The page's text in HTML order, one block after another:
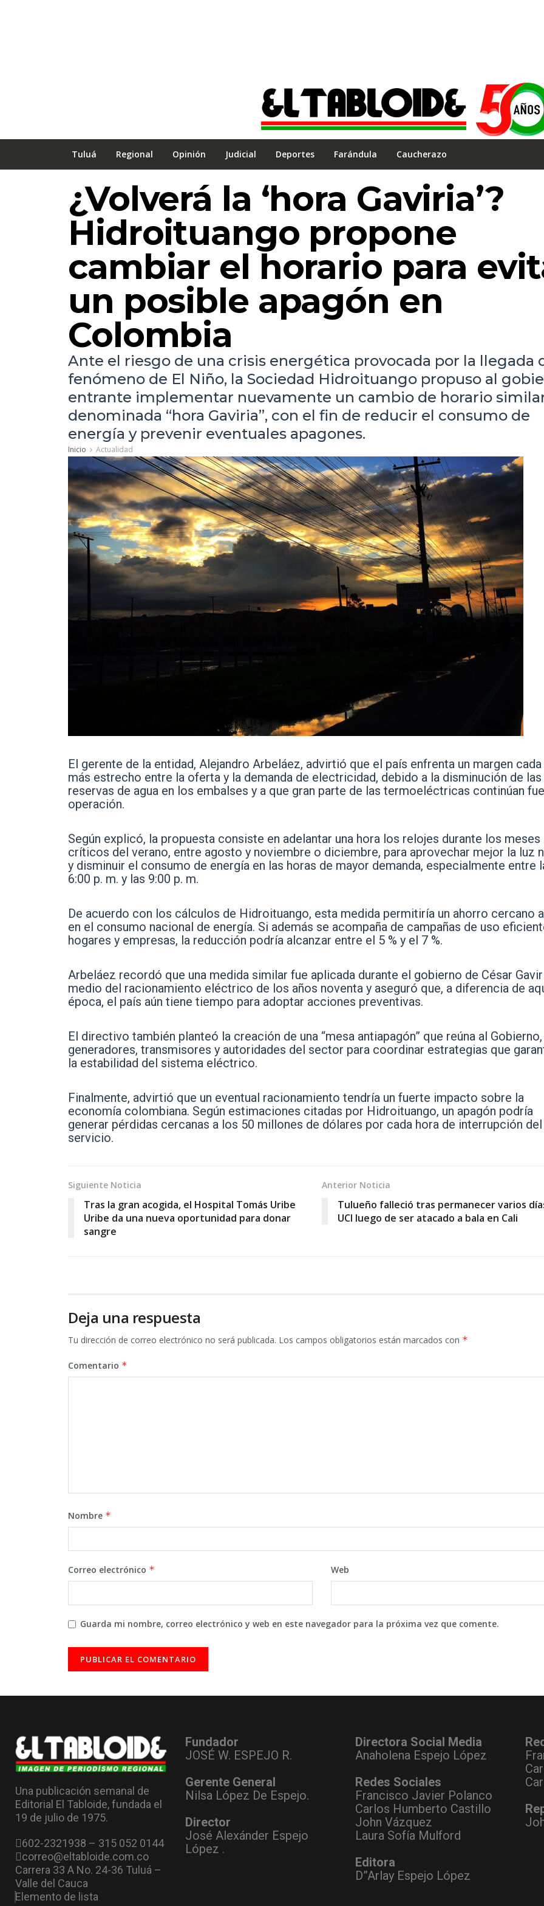
Tuluá Regional Opinión Judicial Deportes Farándula Caucherazo
¿Volverá la ‘hora Gaviria’?
Hidroituango propone
cambiar el horario para
un posible apagón en
Colombia
Ante el riesgo de una crisis energética provocada por la llegada
fenómeno de El Niño, la Sociedad Hidroituango propuso al
entrante implementar nuevamente un cambio de horario
denominada “hora Gaviria”, con el fin de reducir el consumo de
energía y prevenir eventuales apagones.
Inicio Actualidad
El gerente de la entidad, Alejandro Arbeláez, advirtió que el país enfrenta un margen
más estrecho entre la oferta y la demanda de electricidad, debido a la disminución de las
reservas de agua en los embalses y a que gran parte de las termoeléctricas continúan
operación.
Según explicó, la propuesta consiste en adelantar una hora los relojes durante los meses
críticos del verano, entre agosto y noviembre o diciembre, para aprovechar mejor la luz
y disminuir el consumo de energía en las horas de mayor demanda, especialmente entre
6:00 p. m. y las 9:00 p. m.
De acuerdo con los cálculos de Hidroituango, esta medida permitiría un ahorro cercano
en el consumo nacional de energía. Si además se acompaña de campañas de uso
hogares y empresas, la reducción podría alcanzar entre el 5 % y el 7 %.
Arbeláez recordó que una medida similar fue aplicada durante el gobierno de César
medio del racionamiento eléctrico de los años noventa y aseguró que, a diferencia de
época, el país aún tiene tiempo para adoptar acciones preventivas.
El directivo también planteó la creación de una “mesa antiapagón” que reúna al Gobierno,
generadores, transmisores y autoridades del sector para coordinar estrategias que
la estabilidad del sistema eléctrico.
Finalmente, advirtió que un eventual racionamiento tendría un fuerte impacto sobre la
economía colombiana. Según estimaciones citadas por Hidroituango, un apagón podría
generar pérdidas cercanas a los 50 millones de dólares por cada hora de interrupción del
servicio.
Siguiente Noticia
Tras la gran acogida, el Hospital Tomás Uribe
Uribe da una nueva oportunidad para donar
sangre
Anterior Noticia
Tulueño falleció tras permanecer varios
UCI luego de ser atacado a bala en Cali
Deja una respuesta
Tu dirección de correo electrónico no será publicada. Los campos obligatorios están marcados con *
Comentario *
Nombre *
Correo electrónico * Web
Guarda mi nombre, correo electrónico y web en este navegador para la próxima vez que comente.
Una publicación semanal de
Editorial El Tabloide, fundada el
19 de julio de 1975.
602-2321938 – 315 052 0144
correo@eltabloide.com.co
Carrera 33 A No. 24-36 Tuluá –
Valle del Cauca
Elemento de lista
Fundador
JOSÉ W. ESPEJO R.
Gerente General
Nilsa López De Espejo.
Director
José Alexánder Espejo
López .
Directora Social Media
Anaholena Espejo López
Redes Sociales
Francisco Javier Polanco
Carlos Humberto Castillo
John Vázquez
Laura Sofía Mulford
Editora
D”Arlay Espejo López